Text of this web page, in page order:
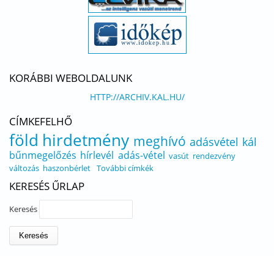
KORÁBBI WEBOLDALUNK
HTTP://ARCHIV.KAL.HU/
CÍMKEFELHŐ
föld hirdetmény meghívó adásvétel kál
bűnmegelőzés hírlevél adás-vétel vasút rendezvény
változás haszonbérlet További címkék
KERESÉS ŰRLAP
Keresés